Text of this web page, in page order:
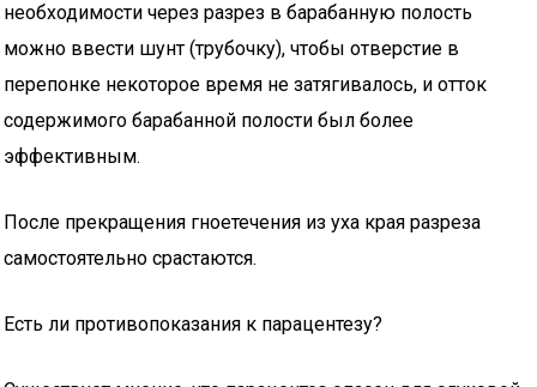
необходимости через разрез в барабанную полость
можно ввести шунт (трубочку), чтобы отверстие в
перепонке некоторое время не затягивалось, и отток
содержимого барабанной полости был более
эффективным.
После прекращения гноетечения из уха края разреза
самостоятельно срастаются.
Есть ли противопоказания к парацентезу?